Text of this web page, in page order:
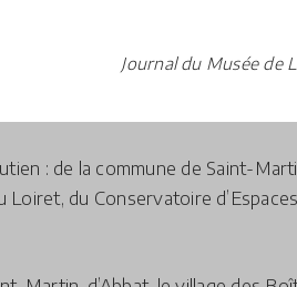
Journal du Musée de
: de la commune de Saint-
Loiret, du Conservatoire